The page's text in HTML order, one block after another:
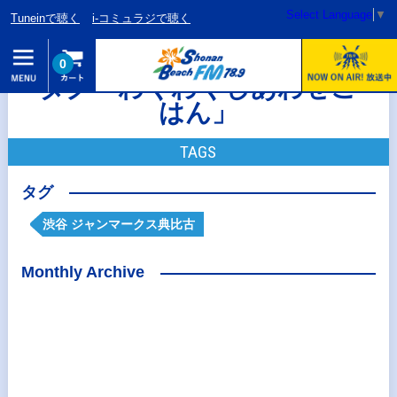
Tuneinで聴く i-コミュラジで聴く Select Language ▼
0
タグ「わくわくしあわせご
はん」
TAGS
タグ
渋谷 ジャンマークス典比古
Monthly Archive